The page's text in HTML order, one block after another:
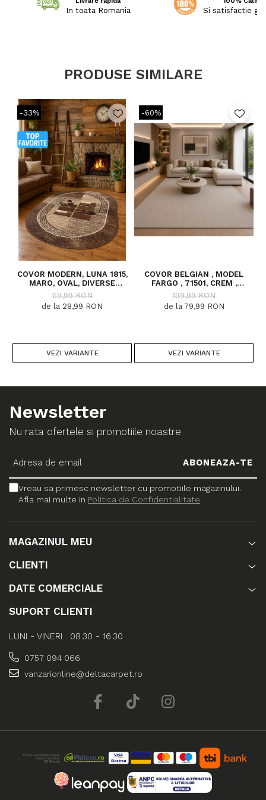
In toata Romania Si satisfactie
PRODUSE SIMILARE
-33%
COVOR MODERN, LUNA 1815,
MARO, OVAL, DIVERSE
DIMENSIUNI, 1300 GR/MP
59,99 RON
de la 28,99 RON
VEZI VARIANTE
-60%
COVOR BELGIAN , MODEL
FARGO , 71501, CREM ,
DIVERSE DIMENSIUNI
199,99 RON
de la 79,99 RON
VEZI VARIANTE
Newsletter
Nu rata ofertele si promotiile noastre
Vreau sa primesc newsletter cu promotiile magazinului.
Afla mai multe in Politica de Confidentialitate
MAGAZINUL MEU
CLIENTI
DATE COMERCIALE
SUPORT CLIENTI
LUNI - VINERI : 08.30 - 16.30
0757 094 066
vanzarionline@deltacarpet.ro